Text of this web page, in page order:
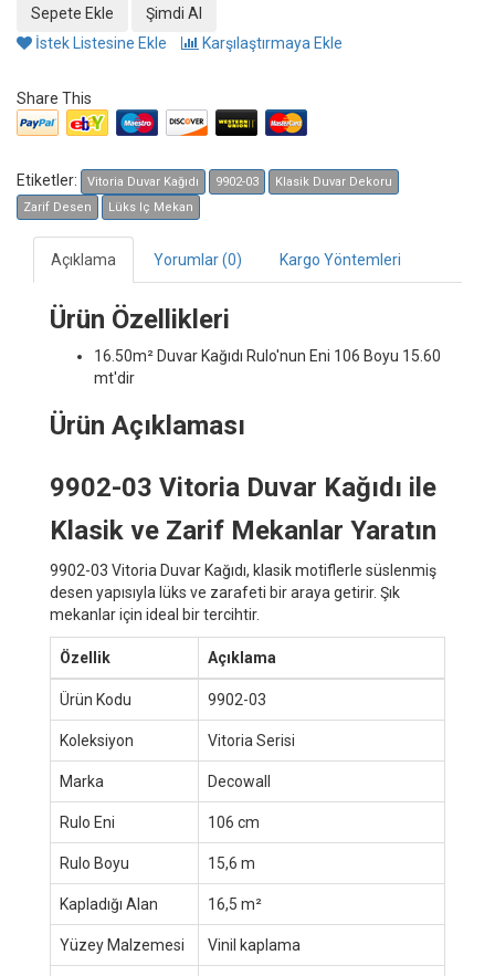
İstek Listesine Ekle Karşılaştırmaya Ekle
Share This
Etiketler: Vitoria Duvar Kağıdı 9902-03
Klasik Duvar Dekoru
Zarif Desen
Lüks Iç Mekan
Açıklama Yorumlar (0) Kargo Yöntemleri
Ürün Özellikleri
16.50m² Duvar Kağıdı Rulo'nun Eni 106 Boyu 15.60
mt'dir
Ürün Açıklaması
9902-03 Vitoria Duvar Kağıdı ile
Klasik ve Zarif Mekanlar Yaratın
9902-03 Vitoria Duvar Kağıdı, klasik motiflerle süslenmiş
desen yapısıyla lüks ve zarafeti bir araya getirir. Şık
mekanlar için ideal bir tercihtir.
Özellik Açıklama
Ürün Kodu 9902-03
Koleksiyon Vitoria Serisi
Marka Decowall
Rulo Eni 106 cm
Rulo Boyu 15,6 m
Kapladığı Alan 16,5 m²
Yüzey Malzemesi Vinil kaplama